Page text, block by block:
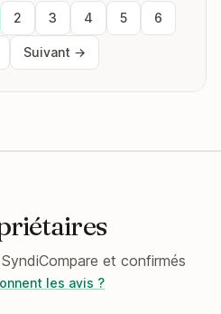
2 3 4 5 6
Suivant →
et confirmés
les avis ?